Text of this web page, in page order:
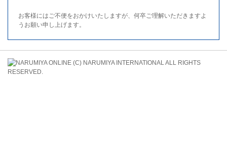
お客様にはご不便をおかけいたしますが、何卒ご理解いただきますよ
うお願い申し上げます。